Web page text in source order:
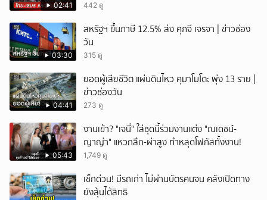
02:41 442 ดู
03:30
สหรัฐฯ ขึ้นภาษี 12.5% ส่ง ศุภจี เจรจา | ข่าวช่อง
วัน
315 ดู
04:41
ยอดผู้เสียชีวิต แผ่นดินไหว คุมาโมโตะ พุ่ง 13 ราย |
ข่าวช่องวัน
273 ดู
05:43
งานเข้า? "เจนี่" ใส่ชุดนี้ร่วมงานแต่ง "ณเดชน์-
ญาญ่า" แหวกลึก-ผ่าสูง ทำหลุดโฟกัสทั้งงาน!
1,749 ดู
เช็กด่วน! มีรถเก่า ไม่ผ่านบัตรคนจน คลังเปิดทาง
ยังลุ้นได้สิทธิ